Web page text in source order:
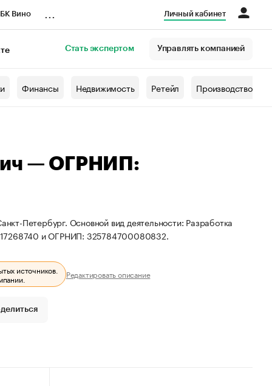
Вино Личный кабинет
Стать экспертом Управлять компанией
Финансы Недвижимость Ретейл Производство
— ОГРНИП:
Петербург. Основной вид деятельности: Разработка
и ОГРНИП: 325784700080832.
источников.
Редактировать описание